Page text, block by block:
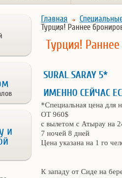
и
Главная
Турция! Раннее
Турция!
SURAL SARAY 5*
ИМЕННО СЕЙЧАС
*Специальная цена для
ОТ 960$
с вылетом с Атырау на
7 ночей 8 дней
Цена указана на 1 го
К западу от Сиде на